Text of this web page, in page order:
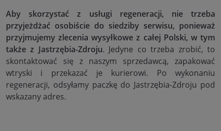
Aby skorzystać z usługi regeneracji, nie trzeba
przyjeżdżać osobiście do siedziby serwisu, ponieważ
przyjmujemy zlecenia wysyłkowe z całej Polski, w tym
także z Jastrzębia-Zdroju. Jedyne co trzeba zrobić, to
skontaktować się z naszym sprzedawcą, zapakować
wtryski i przekazać je kurierowi. Po wykonaniu
regeneracji, odsyłamy paczkę do Jastrzębia-Zdroju pod
wskazany adres.